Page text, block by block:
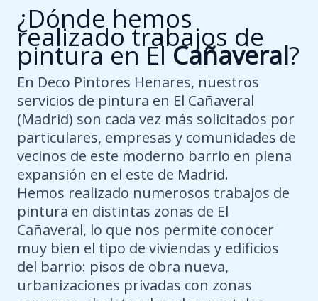
¿Dónde hemos
realizado trabajos de
pintura en ElCañaveral?
En Deco Pintores Henares, nuestros
servicios de pintura en El Cañaveral
(Madrid) son cada vez más solicitados por
particulares, empresas y comunidades de
vecinos de este moderno barrio en plena
expansión en el este de Madrid.
Hemos realizado numerosos trabajos de
pintura en distintas zonas de El
Cañaveral, lo que nos permite conocer
muy bien el tipo de viviendas y edificios
del barrio: pisos de obra nueva,
urbanizaciones privadas con zonas